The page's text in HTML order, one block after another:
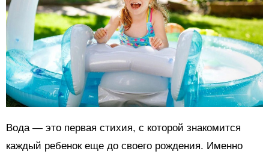
Вода — это первая стихия, с которой знакомится
каждый ребенок еще до своего рождения. Именно